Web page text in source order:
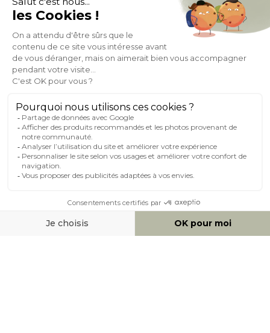
À PROPOS DE MILIBOO
AIDE & CONTACT